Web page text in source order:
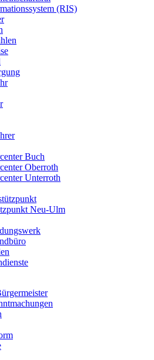
(RIS)
Buch
Oberroth
Unterroth
Neu-Ulm